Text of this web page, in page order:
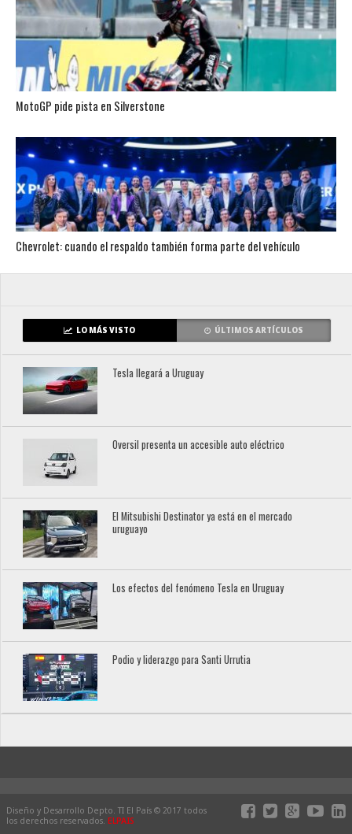
MotoGP pide pista en Silverstone
Chevrolet: cuando el respaldo también forma parte del vehículo
LO MÁS VISTO ÚLTIMOS ARTÍCULOS
Tesla llegará a Uruguay
Oversil presenta un accesible auto eléctrico
El Mitsubishi Destinator ya está en el mercado
uruguayo
Los efectos del fenómeno Tesla en Uruguay
Podio y liderazgo para Santi Urrutia
Diseño y Desarrollo Depto. TI El País © 2017 todos
los derechos reservados. ELPAIS